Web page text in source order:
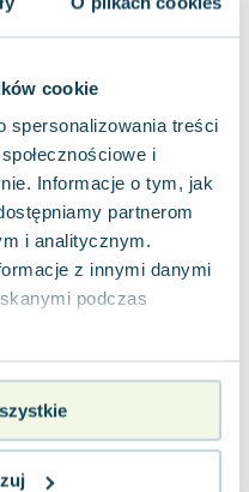
cookie
spersonalizowania treści
i
Informacje o tym, jak
partnerom
i analitycznym.
z innymi danymi
podczas